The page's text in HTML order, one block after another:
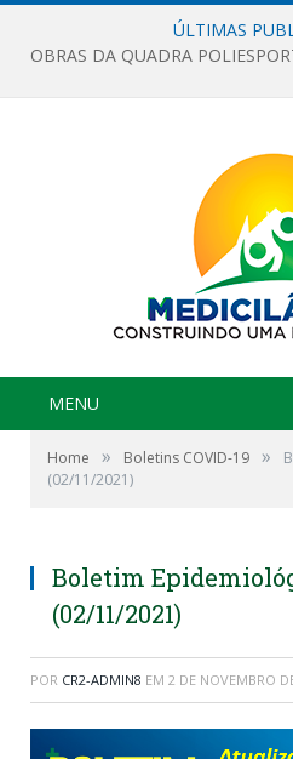
ÚLTIMAS
MENU
Home » Boletins COVID-19 »
(02/11/2021)
Boletim
(02/11/2021)
POR CR2-ADMIN8 EM 2 DE NOVEMBRO